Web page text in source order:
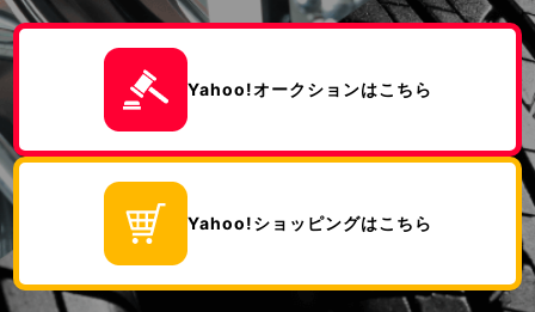
Yahoo!オークションはこちら
Yahoo!ショッピングはこちら